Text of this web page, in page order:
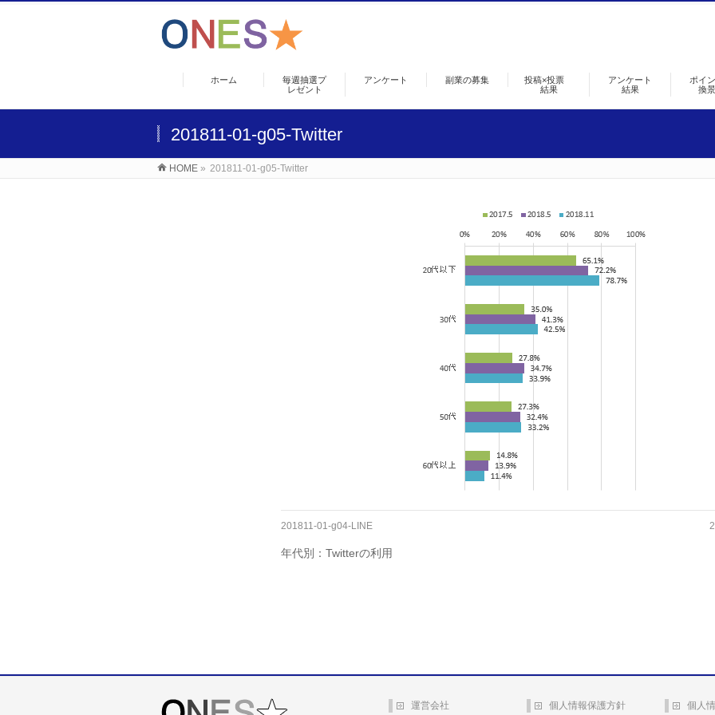
ホーム
毎週抽選プ
レゼント
アンケート 副業の募集
投稿×投票
結果
アンケート
結果
ポイ
換
201811-01-g05-Twitter
HOME » 201811-01-g05-Twitter
201811-01-g04-LINE
年代別：Twitterの利用
運営会社 個人情報保護方針 個人